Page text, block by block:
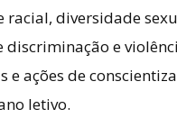
racial, diversidade
discriminação e
e ações de
letivo.